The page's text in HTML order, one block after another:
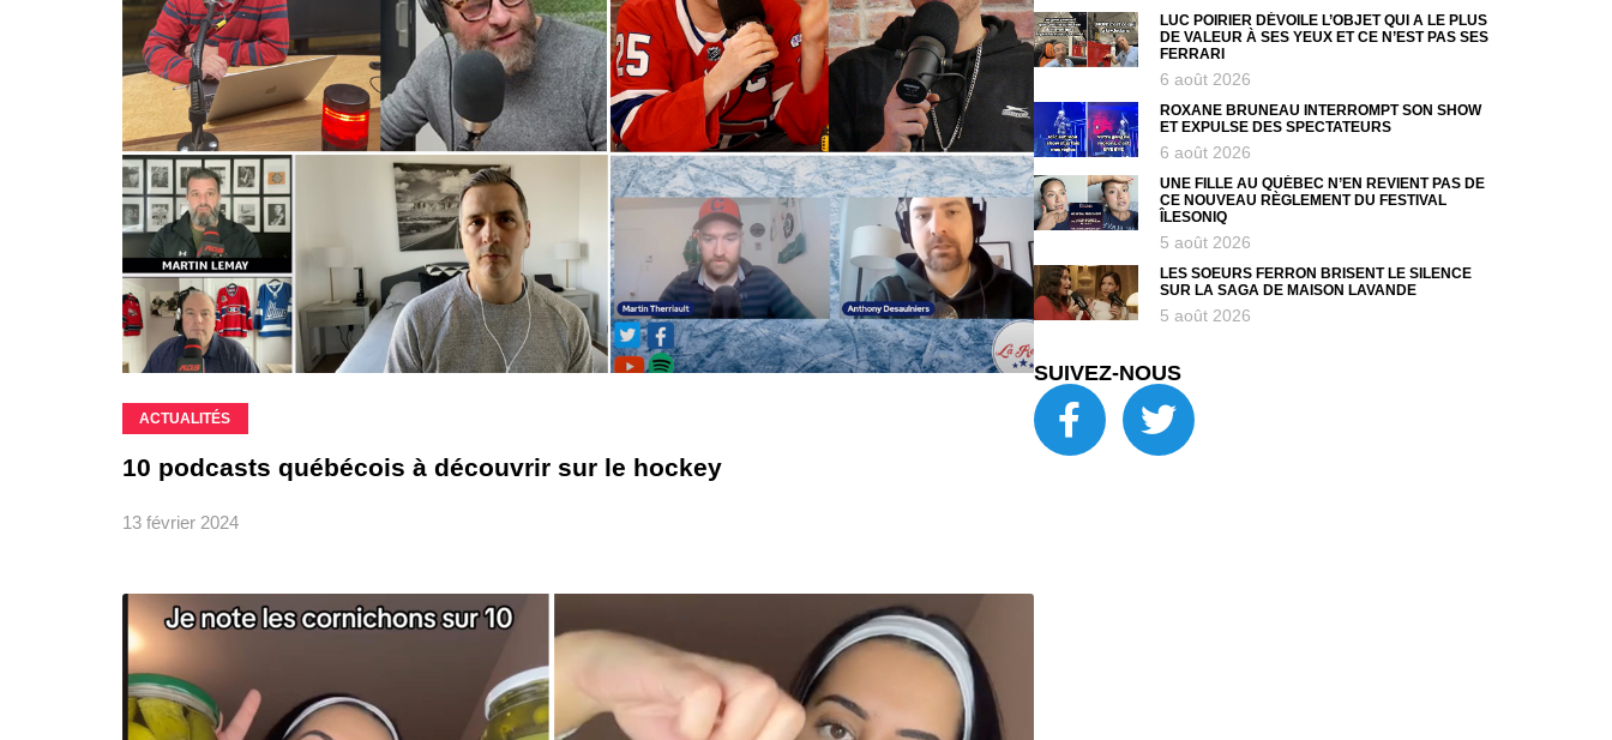
ACTUALITÉS
10 podcasts québécois à découvrir sur le hockey
13 février 2024
LUC POIRIER DÉVOILE L’OBJET QUI A LE PLUS
DE VALEUR À SES YEUX ET CE N’EST PAS SES
FERRARI
6 août 2026
ROXANE BRUNEAU INTERROMPT SON SHOW
ET EXPULSE DES SPECTATEURS
6 août 2026
UNE FILLE AU QUÉBEC N’EN REVIENT PAS DE
CE NOUVEAU RÈGLEMENT DU FESTIVAL
ÎLESONIQ
5 août 2026
LES SOEURS FERRON BRISENT LE SILENCE
SUR LA SAGA DE MAISON LAVANDE
5 août 2026
SUIVEZ-NOUS